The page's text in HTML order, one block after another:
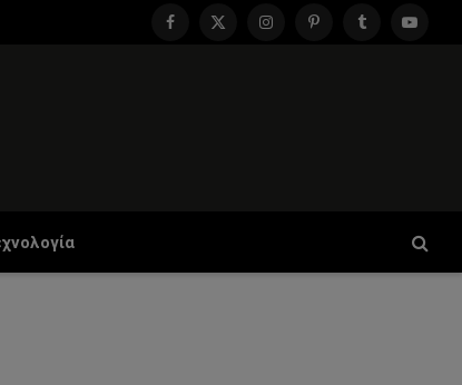
Facebook
X
InstagramPinterestTumblr